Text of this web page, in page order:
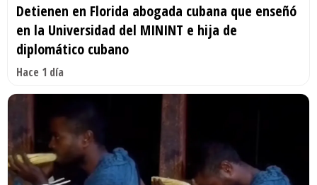
Detienen en Florida abogada cubana que enseñó
en la Universidad del MININT e hija de
diplomático cubano
Hace 1 día